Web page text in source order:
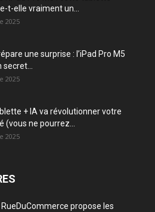
t-elle vraiment un...
2025
une surprise : l’iPad Pro M5
2025
+ IA va révolutionner votre
(vous ne pourrez...
2025
propose les